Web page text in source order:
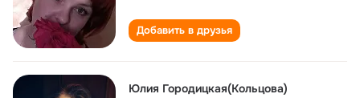
Добавить в друзья
Юлия Городицкая(Кольцова)